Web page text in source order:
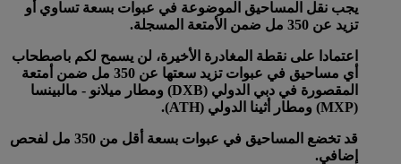
يجب نقل المساحيق الموضوعة في عبوات بسعة تساوي أو
تزيد عن 350 مل ضمن الأمتعة المسجلة.
اعتمادا على نقطة المغادرة الأخيرة، لن يسمح لكم باصطحاب
أي مساحيق في عبوات تزيد سعتها عن 350 مل ضمن أمتعة
المقصورة في دبي الدولي (DXB) ومطار ميلانو - مالبينسا
(MXP) ومطار أثينا الدولي (ATH).
قد تخضع المساحيق في عبوات بسعة أقل من 350 مل لفحص
إضافي.